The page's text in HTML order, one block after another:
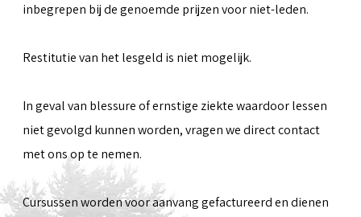
inbegrepen bij de genoemde prijzen voor niet-leden.
Restitutie van het lesgeld is niet mogelijk.
In geval van blessure of ernstige ziekte waardoor lessen
niet gevolgd kunnen worden, vragen we direct contact
met ons op te nemen.
Cursussen worden voor aanvang gefactureerd en dienen